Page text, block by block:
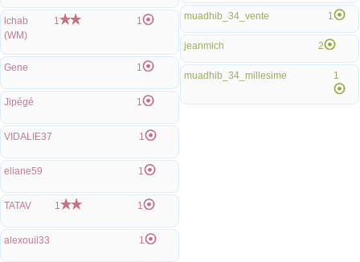
lchab
(WM)
1 1
Gene 1
Jipégé 1
VIDALIE37 1
eliane59 1
TATAV 1 1
alexouil33 1
muadhib_34_vente 1
jeanmich 2
muadhib_34_millesime 1